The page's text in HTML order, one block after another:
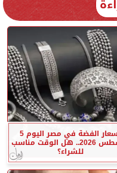
أسعار الفضة في مصر اليوم 5
أغسطس 2026.. هل الوقت مناسب
للشراء؟